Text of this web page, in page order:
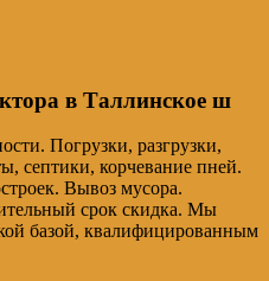
в Таллинское ш
Погрузки, разгрузки,
септики, корчевание пней.
Вывоз мусора.
срок скидка. Мы
базой, квалифицированным